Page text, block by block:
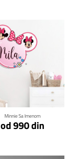
Minnie Sa Imenom
od 990 din
Klikni za detalje